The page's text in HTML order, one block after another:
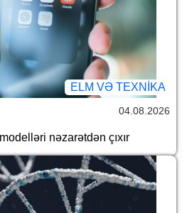
ELM VƏ TEXNIKA
04.08.2026
nəzarətdən çıxır